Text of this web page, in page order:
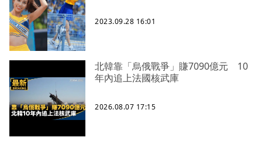
2023.09.28 16:01
北韓靠「烏俄戰爭」賺7090億元 10
年內追上法國核武庫
2026.08.07 17:15